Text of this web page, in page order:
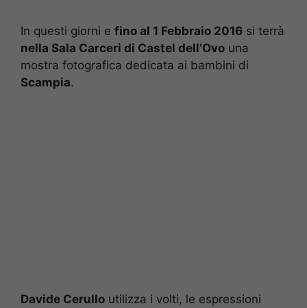
In questi giorni e fino al 1 Febbraio 2016 si terrà
nella Sala Carceri di Castel dell’Ovo una
mostra fotografica dedicata ai bambini di
Scampia.
Davide Cerullo utilizza i volti, le espressioni